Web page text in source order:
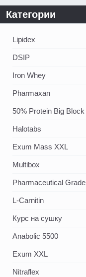
Категории
Lipidex
DSIP
Iron Whey
Pharmaxan
50% Protein Big Block
Halotabs
Exum Mass XXL
Multibox
Pharmaceutical Grade
L-Carnitin
Курс на сушку
Anabolic 5500
Exum XXL
Nitraflex